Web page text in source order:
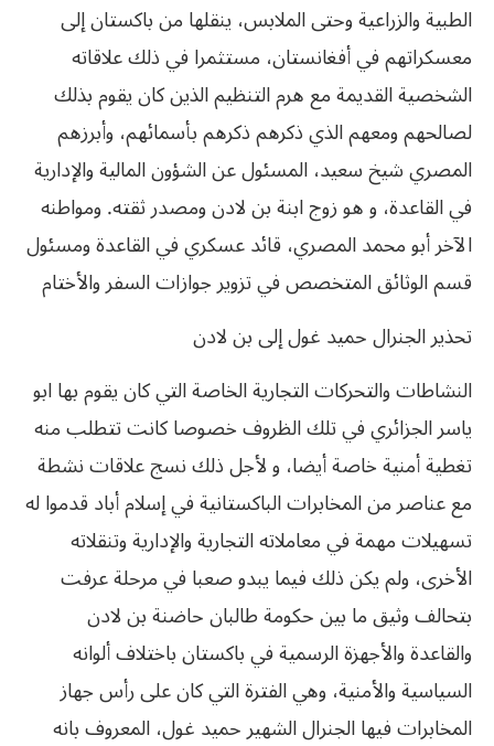
الطبية والزراعية وحتى الملابس، ينقلها من باكستان إلى
معسكراتهم في أفغانستان، مستثمرا في ذلك علاقاته
الشخصية القديمة مع هرم التنظيم الذين كان يقوم بذلك
لصالحهم ومعهم الذي ذكرهم ذكرهم بأسمائهم، وأبرزهم
المصري شيخ سعيد، المسئول عن الشؤون المالية والإدارية
في القاعدة، و هو زوج ابنة بن لادن ومصدر ثقته. ومواطنه
الآخر أبو محمد المصري، قائد عسكري في القاعدة ومسئول
قسم الوثائق المتخصص في تزوير جوازات السفر والأختام
تحذير الجنرال حميد غول إلى بن لادن
النشاطات والتحركات التجارية الخاصة التي كان يقوم بها ابو
ياسر الجزائري في تلك الظروف خصوصا كانت تتطلب منه
تغطية أمنية خاصة أيضا، و لأجل ذلك نسج علاقات نشطة
مع عناصر من المخابرات الباكستانية في إسلام أباد قدموا له
تسهيلات مهمة في معاملاته التجارية والإدارية وتنقلاته
الأخرى، ولم يكن ذلك فيما يبدو صعبا في مرحلة عرفت
بتحالف وثيق ما بين حكومة طالبان حاضنة بن لادن
والقاعدة والأجهزة الرسمية في باكستان باختلاف ألوانه
السياسية والأمنية، وهي الفترة التي كان على رأس جهاز
المخابرات فيها الجنرال الشهير حميد غول، المعروف بانه